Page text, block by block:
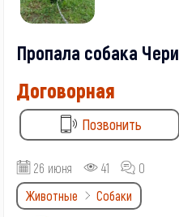
Пропала собака Чери
Договорная
Позвонить
26 июня 41
0
Животные
Собаки